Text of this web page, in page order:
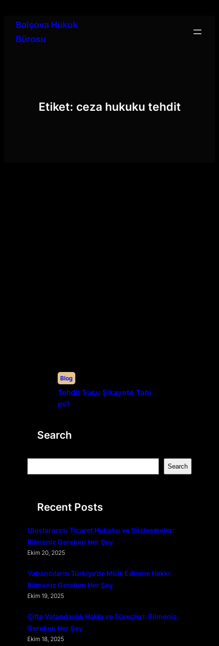
Balçova Hukuk
Bürosu
Etiket: ceza hukuku tehdit
Blog
Tehdit Suçu Şikayete Tabi
mi?
Search
e
Search
Recent Posts
Uluslararası Ticaret Hukuku ve Sözleşmeler:
Bilmeniz Gereken Her Şey
Ekim 20, 2025
Yabancıların Türkiye’de Mülk Edinme Hakkı:
Bilmeniz Gereken Her Şey
Ekim 19, 2025
Çifte Vatandaşlık Hakkı ve Süreçleri: Bilmeniz
Gereken Her Şey
Ekim 18, 2025